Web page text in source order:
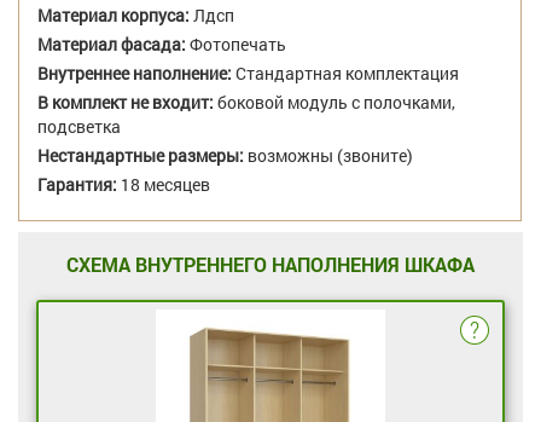
Материал корпуса: Лдсп
Материал фасада: Фотопечать
Внутреннее наполнение: Стандартная комплектация
В комплект не входит: боковой модуль с полочками,
подсветка
Нестандартные размеры: возможны (звоните)
Гарантия: 18 месяцев
СХЕМА ВНУТРЕННЕГО НАПОЛНЕНИЯ ШКАФА